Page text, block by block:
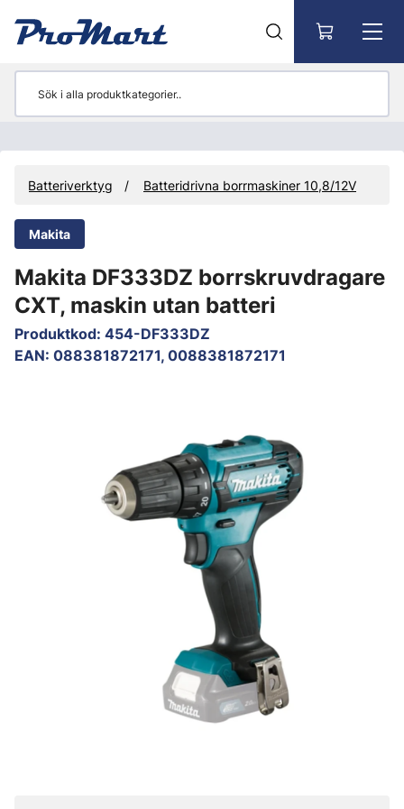
Batteriverktyg Batteridrivna borrmaskiner 10,8/12V
Makita
Makita DF333DZ borrskruvdragare
CXT, maskin utan batteri
Produktkod: 454-DF333DZ
EAN: 088381872171, 0088381872171